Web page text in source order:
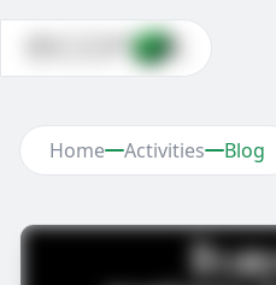
Home Activities Blog